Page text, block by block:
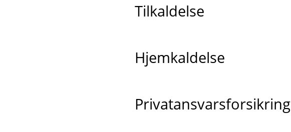
Tilkaldelse
Hjemkaldelse
Privatansvarsforsikring